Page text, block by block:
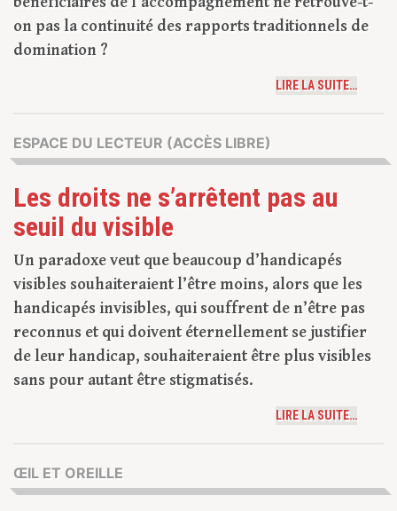
on pas la continuité des rapports traditionnels de
domination ?
LIRE LA SUITE…
ESPACE DU LECTEUR (ACCÈS LIBRE)
Les droits ne s’arrêtent pas au
seuil du visible
Un paradoxe veut que beaucoup d’handicapés
visibles souhaiteraient l’être moins, alors que les
handicapés invisibles, qui souffrent de n’être pas
reconnus et qui doivent éternellement se justifier
de leur handicap, souhaiteraient être plus visibles
sans pour autant être stigmatisés.
LIRE LA SUITE…
ŒIL ET OREILLE